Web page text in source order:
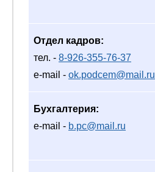
Отдел кадров:
тел. - 8-926-355-76-37
e-mail - ok.podcem@mail.ru
Бухгалтерия:
e-mail - b.pc@mail.ru